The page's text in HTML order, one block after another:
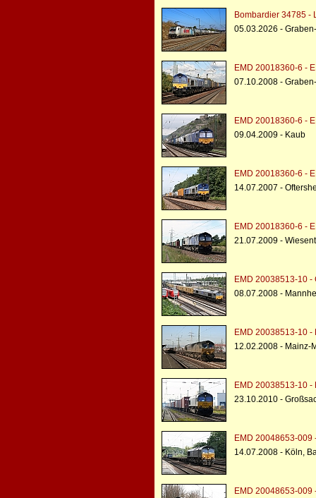
Bombardier 34785 -
05.03.2026 -
EMD 20018360-6 -
07.10.2008 -
EMD 20018360-6 -
09.04.2009 - Kaub
EMD 20018360-6 -
14.07.2007 -
EMD 20018360-6 -
21.07.2009 -
EMD 20038513-10 -
08.07.2008 -
EMD 20038513-10 -
12.02.2008 - Mainz-
EMD 20038513-10 -
23.10.2010 -
EMD 20048653-009
14.07.2008 - Köln,
EMD 20048653-009